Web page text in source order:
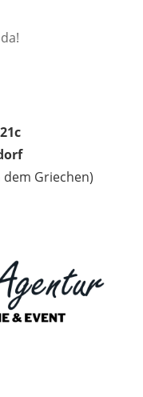
dem Griechen)